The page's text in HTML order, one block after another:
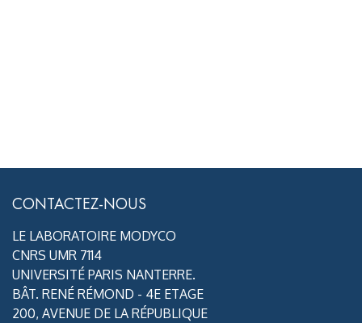
CONTACTEZ-NOUS
LE LABORATOIRE MODYCO
CNRS UMR 7114
UNIVERSITÉ PARIS NANTERRE.
BÂT. RENÉ RÉMOND - 4E ETAGE
200, AVENUE DE LA RÉPUBLIQUE